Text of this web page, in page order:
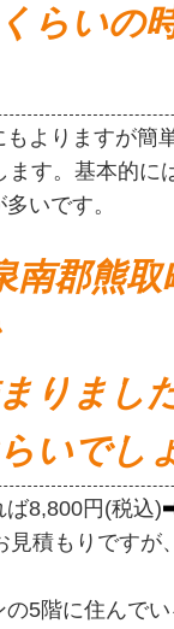
らいの
よりますが簡
ます。基本的に
いです。
南郡熊
りまし
いでし
8,800円(税込)
見積もりですが
5階に住んで